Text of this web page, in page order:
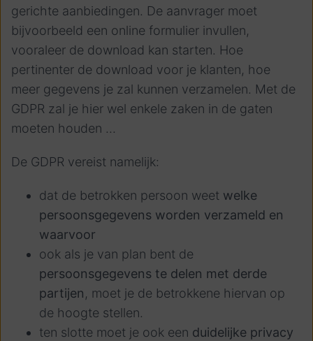
gerichte aanbiedingen. De aanvrager moet
bijvoorbeeld een online formulier invullen,
vooraleer de download kan starten. Hoe
pertinenter de download voor je klanten, hoe
meer gegevens je zal kunnen verzamelen. Met de
GDPR zal je hier wel enkele zaken in de gaten
moeten houden ...
De GDPR vereist namelijk:
dat de betrokken persoon weet welke
persoonsgegevens worden verzameld en
waarvoor
ook als je van plan bent de
persoonsgegevens te delen met derde
partijen, moet je de betrokkene hiervan op
de hoogte stellen.
ten slotte moet je ook een duidelijke privacy